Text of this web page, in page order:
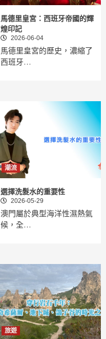
馬德里皇宮：西班牙帝國的輝
煌印記
2026-06-04
馬德里皇宮的歷史，濃縮了
西班牙…
潮流
選擇洗髮水的重要性
2026-05-29
澳門屬於典型海洋性濕熱氣
候，全…
旅遊